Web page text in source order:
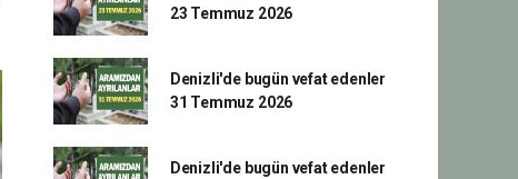
23 Temmuz 2026
Denizli'de bugün vefat edenler
31 Temmuz 2026
Denizli'de bugün vefat edenler